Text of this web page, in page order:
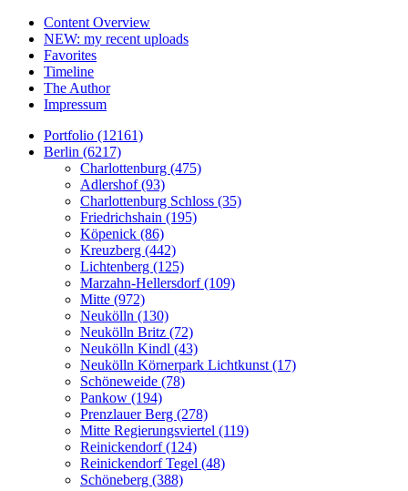
Content Overview
NEW: my recent uploads
Favorites
Timeline
The Author
Impressum
Portfolio (12161)
Berlin (6217)
Charlottenburg (475)
Adlershof (93)
Charlottenburg Schloss (35)
Friedrichshain (195)
Köpenick (86)
Kreuzberg (442)
Lichtenberg (125)
Marzahn-Hellersdorf (109)
Mitte (972)
Neukölln (130)
Neukölln Britz (72)
Neukölln Kindl (43)
Neukölln Körnerpark Lichtkunst (17)
Schöneweide (78)
Pankow (194)
Prenzlauer Berg (278)
Mitte Regierungsviertel (119)
Reinickendorf (124)
Reinickendorf Tegel (48)
Schöneberg (388)